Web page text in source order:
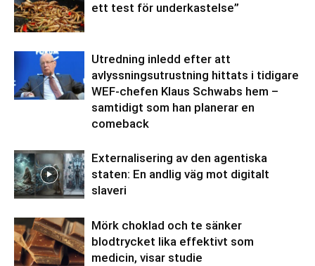
ett test för underkastelse”
Utredning inledd efter att
avlyssningsutrustning hittats i tidigare
WEF-chefen Klaus Schwabs hem –
samtidigt som han planerar en
comeback
Externalisering av den agentiska
staten: En andlig väg mot digitalt
slaveri
Mörk choklad och te sänker
blodtrycket lika effektivt som
medicin, visar studie